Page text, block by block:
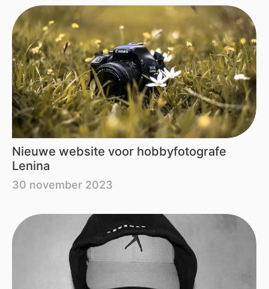
Nieuwe website voor hobbyfotografe
Lenina
30 november 2023